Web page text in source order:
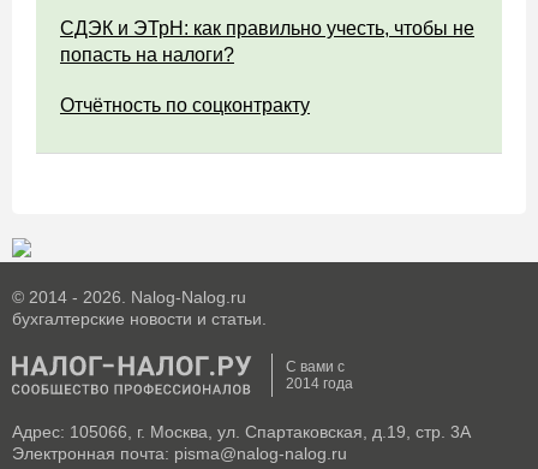
СДЭК и ЭТрН: как правильно учесть, чтобы не
попасть на налоги?
Отчётность по соцконтракту
© 2014 - 2026. Nalog-Nalog.ru
бухгалтерские новости и статьи.
С вами с
2014 года
Адрес: 105066, г. Москва, ул. Спартаковская, д.19, стр. 3А
Электронная почта: pisma@nalog-nalog.ru